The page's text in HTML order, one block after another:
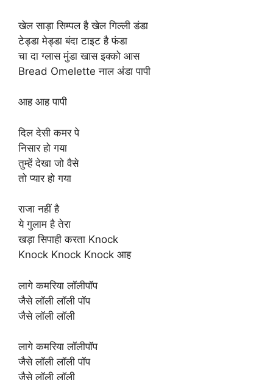
खेल साड़ा सिम्पल है खेल गिल्ली डंडा
टेड्डा मेड्डा बंदा टाइट है फंडा
चा दा ग्लास मुंडा खास इक्को आस
Bread Omelette नाल अंडा पापी
आह आह पापी
दिल देसी कमर पे
निसार हो गया
तुम्हें देखा जो वैसे
तो प्यार हो गया
राजा नहीं है
ये गुलाम है तेरा
खड़ा सिपाही करता Knock
Knock Knock Knock आह
लागे कमरिया लॉलीपॉप
जैसे लॉली लॉली पॉप
जैसे लॉली लॉली
लागे कमरिया लॉलीपॉप
जैसे लॉली लॉली पॉप
जैसे लॉली लॉली